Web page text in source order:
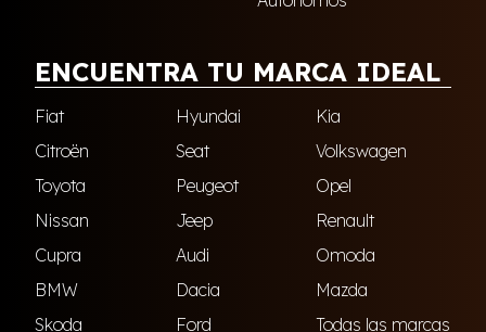
ENCUENTRA TU MARCA IDEAL
Fiat Hyundai
Kia
Citroën
Seat
Volkswagen
Toyota
Peugeot
Opel
Nissan
Jeep
Renault
Cupra
Audi
Omoda
BMW
Dacia
Mazda
Skoda
Ford Todas las marcas